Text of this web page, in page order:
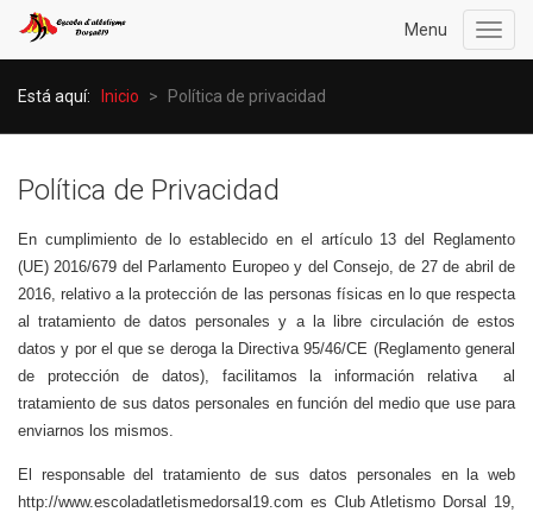
Menu
Está aquí:
Inicio > Política de privacidad
Política de Privacidad
En cumplimiento de lo establecido en el artículo 13 del Reglamento
(UE) 2016/679 del Parlamento Europeo y del Consejo, de 27 de abril de
2016, relativo a la protección de las personas físicas en lo que respecta
al tratamiento de datos personales y a la libre circulación de estos
datos y por el que se deroga la Directiva 95/46/CE (Reglamento general
de protección de datos), facilitamos la información relativa al
tratamiento de sus datos personales en función del medio que use para
enviarnos los mismos.
El responsable del tratamiento de sus datos personales en la web
http://www.escoladatletismedorsal19.com es Club Atletismo Dorsal 19,